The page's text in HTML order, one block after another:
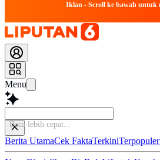
Iklan - Scroll ke bawah untuk
Menu
Baca l
Berita UtamaCek FaktaTerkiniTerpopuler